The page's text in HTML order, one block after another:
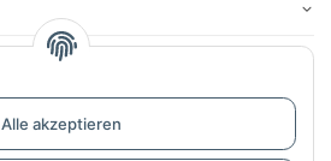
Alle akzeptieren
Vertrag widerrufen